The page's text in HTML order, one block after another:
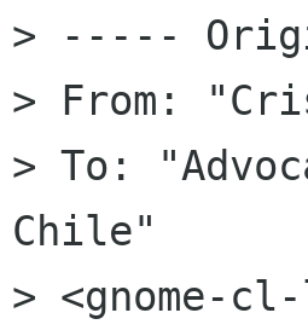
> -----
> From:
> To:
Chile"
> <gnome-